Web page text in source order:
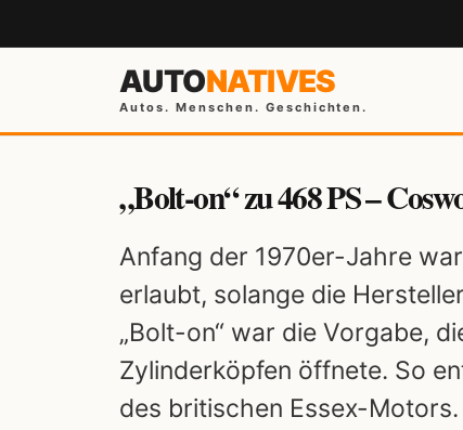
AUTONATIVES
Autos. Menschen. Geschichten.
„Bolt-on“ zu 468 PS –
Anfang der 1970er-Jahre
erlaubt, solange die
„Bolt-on“ war die Vorgabe,
Zylinderköpfen öffnete. So
des britischen Essex-Motors.